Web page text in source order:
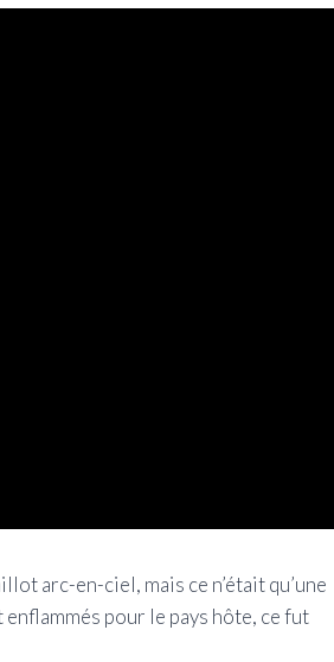
arc-en-ciel, mais ce n’était qu’une
pour le pays hôte, ce fut